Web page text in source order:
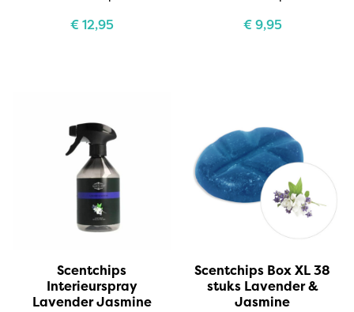
€12,95 €9,95
Scentchips
Interieurspray
Lavender Jasmine
Scentchips Box XL 38
stuks Lavender &
Jasmine